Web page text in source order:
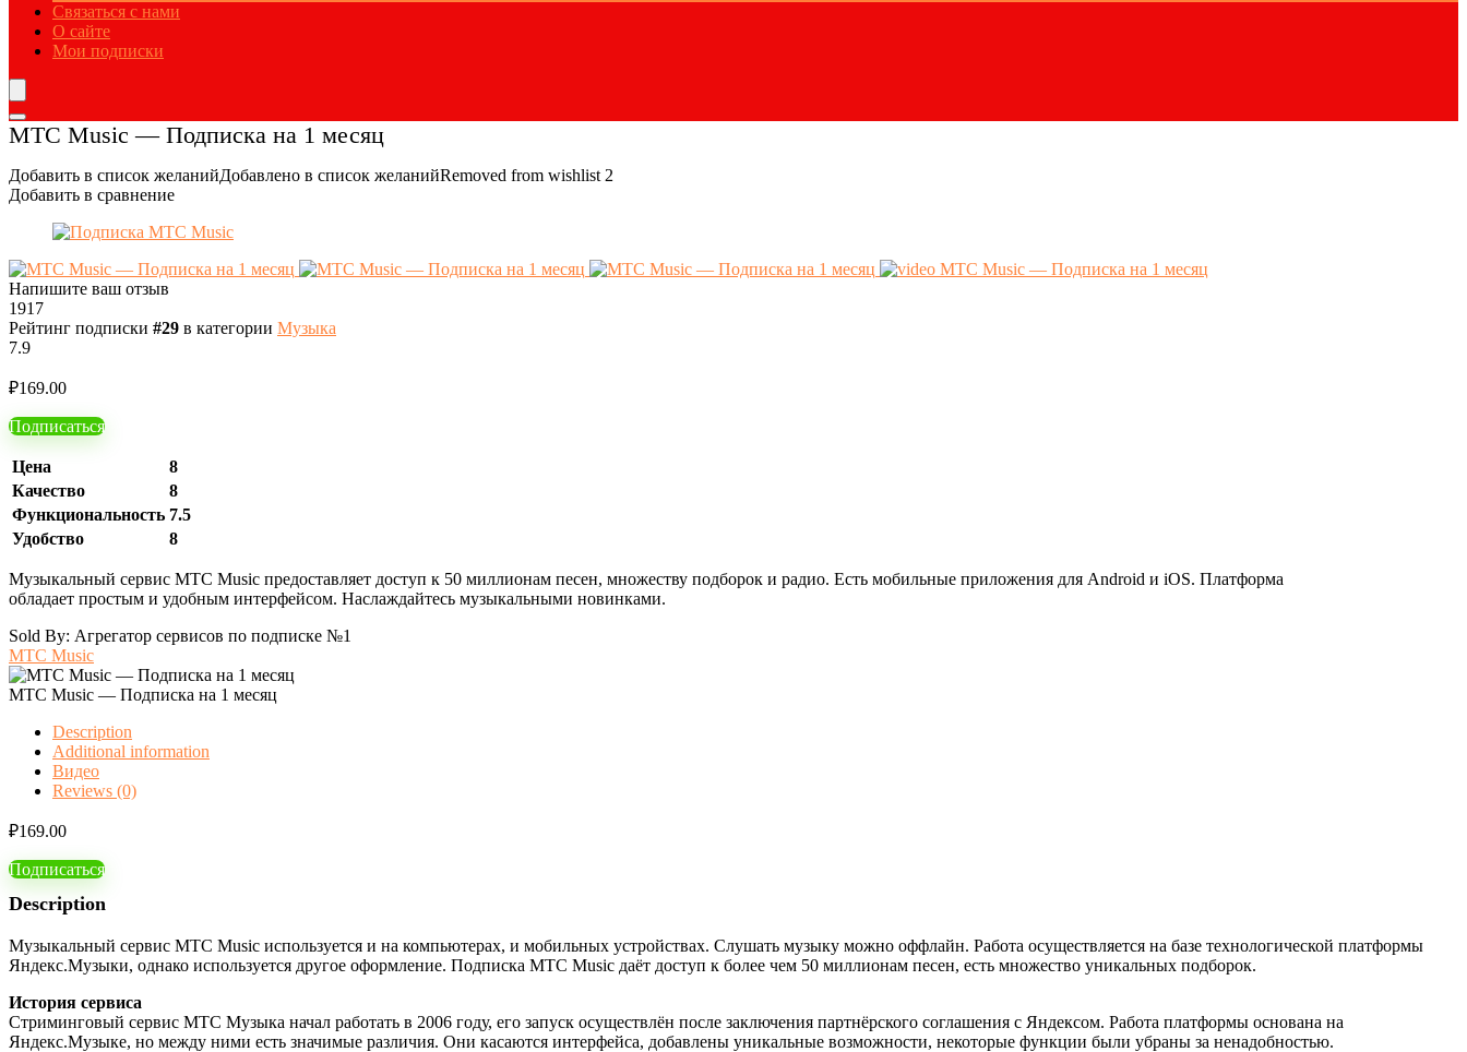
Связаться с нами
О сайте
Мои подписки
МТС Music — Подписка на 1 месяц
Добавить в список желанийДобавлено в список желанийRemoved from wishlist 2
Добавить в сравнение
Напишите ваш отзыв
1917
Рейтинг подписки #29 в категории Музыка
7.9
₽169.00
Подписаться
Цена
8
Качество
8
Функциональность 7.5
Удобство
8
Музыкальный сервис МТС Music предоставляет доступ к 50 миллионам песен, множеству подборок и радио. Есть мобильные приложения для Android и iOS. Платформа
обладает простым и удобным интерфейсом. Наслаждайтесь музыкальными новинками.
Sold By: Агрегатор сервисов по подписке №1
МТС Music
МТС Music — Подписка на 1 месяц
Description
Additional information
Видео
Reviews (0)
₽169.00
Подписаться
Description
Музыкальный сервис МТС Music используется и на компьютерах, и мобильных устройствах. Слушать музыку можно оффлайн. Работа осуществляется на базе технологической платформы
Яндекс.Музыки, однако используется другое оформление. Подписка MTC Music даёт доступ к более чем 50 миллионам песен, есть множество уникальных подборок.
История сервиса
Стриминговый сервис МТС Музыка начал работать в 2006 году, его запуск осуществлён после заключения партнёрского соглашения с Яндексом. Работа платформы основана на
Яндекс.Музыке, но между ними есть значимые различия. Они касаются интерфейса, добавлены уникальные возможности, некоторые функции были убраны за ненадобностью.